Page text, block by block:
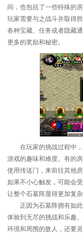
间，也包括了一些特殊的
玩家需要与之战斗并取得
各种宝藏、任务或者隐藏
更多的奖励和秘密。
在玩家的挑战过程中
游戏的趣味和难度。有的
使用传送门，来前往其他
如果不小心触发，可能会
让整个石墓阵显得更加复杂
正因为石墓阵拥有如
体验到无尽的挑战和乐趣
环境和周围的敌人，还要